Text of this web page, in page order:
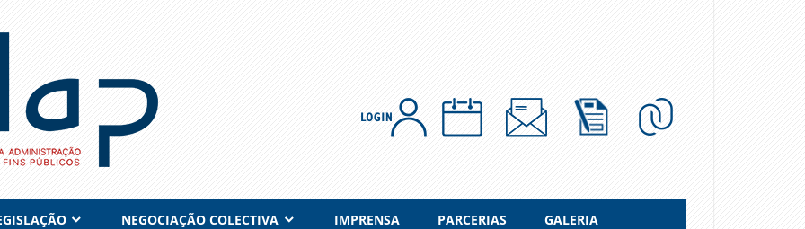
NEGOCIAÇÃO COLECTIVA IMPRENSA PARCERIAS GALERIA